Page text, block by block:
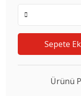
Sepete
Ürünü